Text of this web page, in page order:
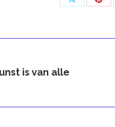
Deel
Deel
is van alle